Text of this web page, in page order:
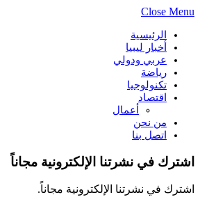
Close Menu
الرئيسية
أخبار ليبيا
عربي ودولي
رياضة
تكنولوجيا
اقتصاد
أعمال
من نحن
اتصل بنا
اشترك في نشرتنا الإلكترونية مجاناً
اشترك في نشرتنا الإلكترونية مجاناً.